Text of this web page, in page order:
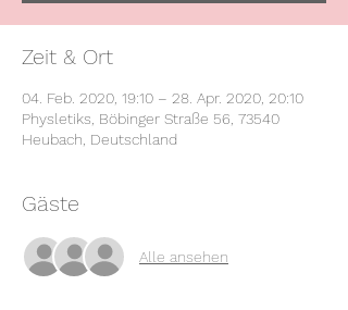
Zeit & Ort
04. Feb. 2020, 19:10 – 28. Apr. 2020, 20:10
Physletiks, Böbinger Straße 56, 73540
Heubach, Deutschland
Gäste
Alle ansehen